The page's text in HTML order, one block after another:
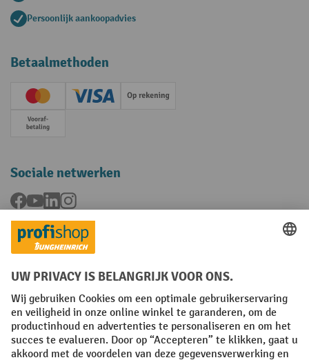
Persoonlijk aankoopadvies
Betaalmethoden
Creditcard (Master)Creditcard (Visa)Op rekening
Vooruitbetaling
Sociale netwerken
Facebook
YouTubeLinkedInInstagram
Talen
FR NL
Algemene verkoopvoorwaarden Copyright